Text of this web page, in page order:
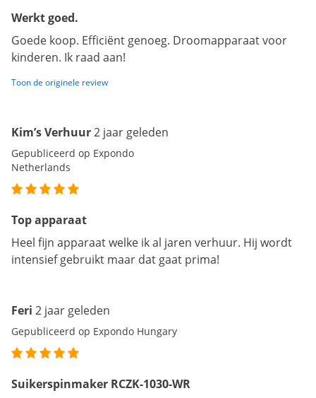
Werkt goed.
Goede koop. Efficiënt genoeg. Droomapparaat voor
kinderen. Ik raad aan!
Toon de originele review
Kim’s Verhuur2 jaar geleden
Gepubliceerd op Expondo
Netherlands
Top apparaat
Heel fijn apparaat welke ik al jaren verhuur. Hij wordt
intensief gebruikt maar dat gaat prima!
Feri 2 jaar geleden
Gepubliceerd op Expondo Hungary
Suikerspinmaker RCZK-1030-WR